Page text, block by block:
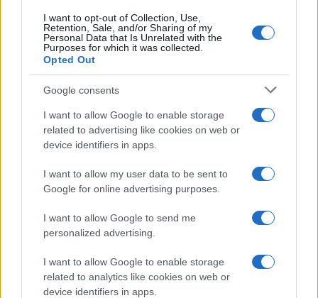
I want to opt-out of Collection, Use,
Retention, Sale, and/or Sharing of my
Personal Data that Is Unrelated with the
Purposes for which it was collected.
Opted Out
Google consents
I want to allow Google to enable storage
related to advertising like cookies on web or
device identifiers in apps.
I want to allow my user data to be sent to
Google for online advertising purposes.
I want to allow Google to send me
personalized advertising.
I want to allow Google to enable storage
related to analytics like cookies on web or
device identifiers in apps.
Le previsioni meteo per il weekend a Olbia e in
Gallura
Michelle Hunziker in Gallura, bella anche dal
vivo: un amico vip svela come fa
Calangianus, dopo le polemiche il centro
accoglienza minori chiude
Olbia, divieto di sosta contro spaccio e degrado:
esplode la protesta
Pausa caffè impeccabile: come scegliere la
soluzione ideale per la casa e l’ufficio